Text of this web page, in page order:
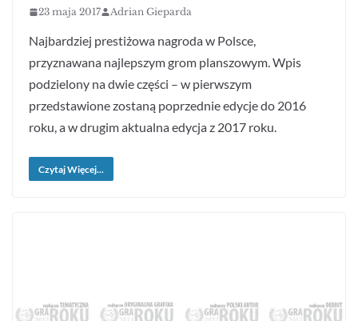
23 maja 2017 Adrian Gieparda
Najbardziej prestiżowa nagroda w Polsce,
przyznawana najlepszym grom planszowym. Wpis
podzielony na dwie części – w pierwszym
przedstawione zostaną poprzednie edycje do 2016
roku, a w drugim aktualna edycja z 2017 roku.
Czytaj Więcej...